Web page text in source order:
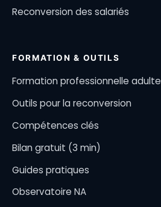
Reconversion des salariés
FORMATION & OUTILS
Formation professionnelle adulte
Outils pour la reconversion
Compétences clés
Bilan gratuit (3 min)
Guides pratiques
Observatoire NA